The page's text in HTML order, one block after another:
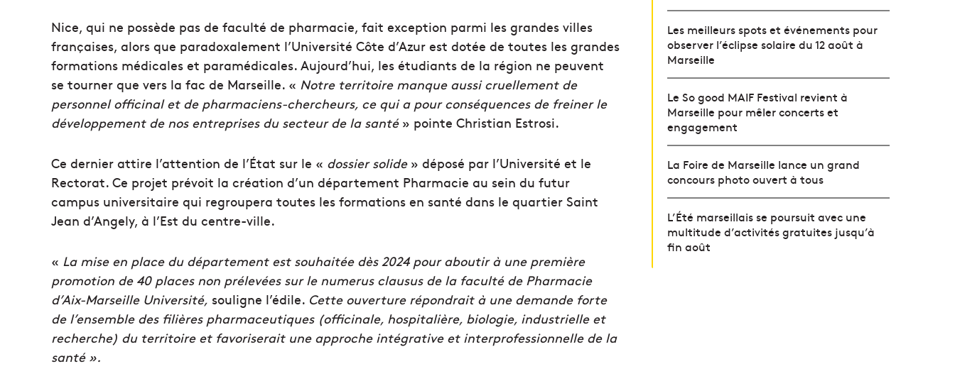
Nice, qui ne possède pas de faculté de pharmacie, fait exception parmi les grandes villes
françaises, alors que paradoxalement l’Université Côte d’Azur est dotée de toutes les grandes
formations médicales et paramédicales. Aujourd’hui, les étudiants de la région ne peuvent
se tourner que vers la fac de Marseille. « Notre territoire manque aussi cruellement de
personnel officinal et de pharmaciens-chercheurs, ce qui a pour conséquences de freiner le
développement de nos entreprises du secteur de la santé» pointe Christian Estrosi.
Ce dernier attire l’attention de l’État sur le « dossier solide» déposé par l’Université et le
Rectorat. Ce projet prévoit la création d’un département Pharmacie au sein du futur
campus universitaire qui regroupera toutes les formations en santé dans le quartier Saint
Jean d’Angely, à l’Est du centre-ville.
« La mise en place du département est souhaitée dès 2024 pour aboutir à une première
promotion de 40 places non prélevées sur le numerus clausus de la faculté de Pharmacie
d’Aix-Marseille Université, souligne l’édile. Cette ouverture répondrait à une demande forte
de l’ensemble des filières pharmaceutiques (officinale, hospitalière, biologie, industrielle et
recherche) du territoire et favoriserait une approche intégrative et interprofessionnelle de la
santé ».
Les meilleurs spots et événements pour
observer l’éclipse solaire du 12 août à
Marseille
Le So good MAIF Festival revient à
Marseille pour mêler concerts et
engagement
La Foire de Marseille lance un grand
concours photo ouvert à tous
L’Été marseillais se poursuit avec une
multitude d’activités gratuites jusqu’à
fin août